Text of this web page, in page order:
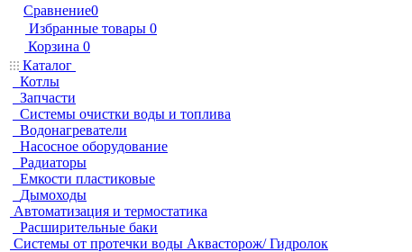
Сравнение0
Избранные товары 0
Корзина 0
Каталог
Котлы
Запчасти
Системы очистки воды и топлива
Водонагреватели
Насосное оборудование
Радиаторы
Емкости пластиковые
Дымоходы
Автоматизация и термостатика
Расширительные баки
Системы от протечки воды Аквасторож/ Гидролок